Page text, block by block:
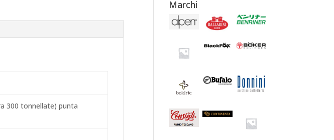
300 tonnellate) punta
Marchi